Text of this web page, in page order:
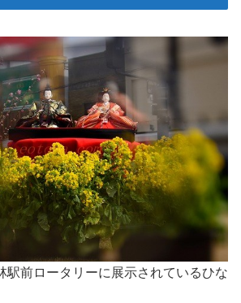
前ロータリーに展示されているひな